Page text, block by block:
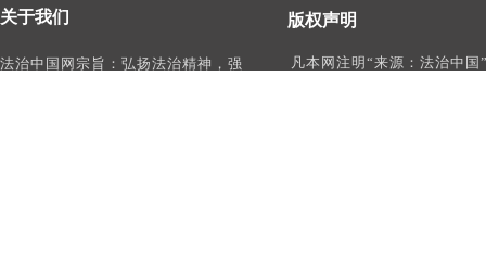
版权声明
凡本网注明“来源：法治中国
关于我们
法治中国网宗旨：弘扬法治精神，强